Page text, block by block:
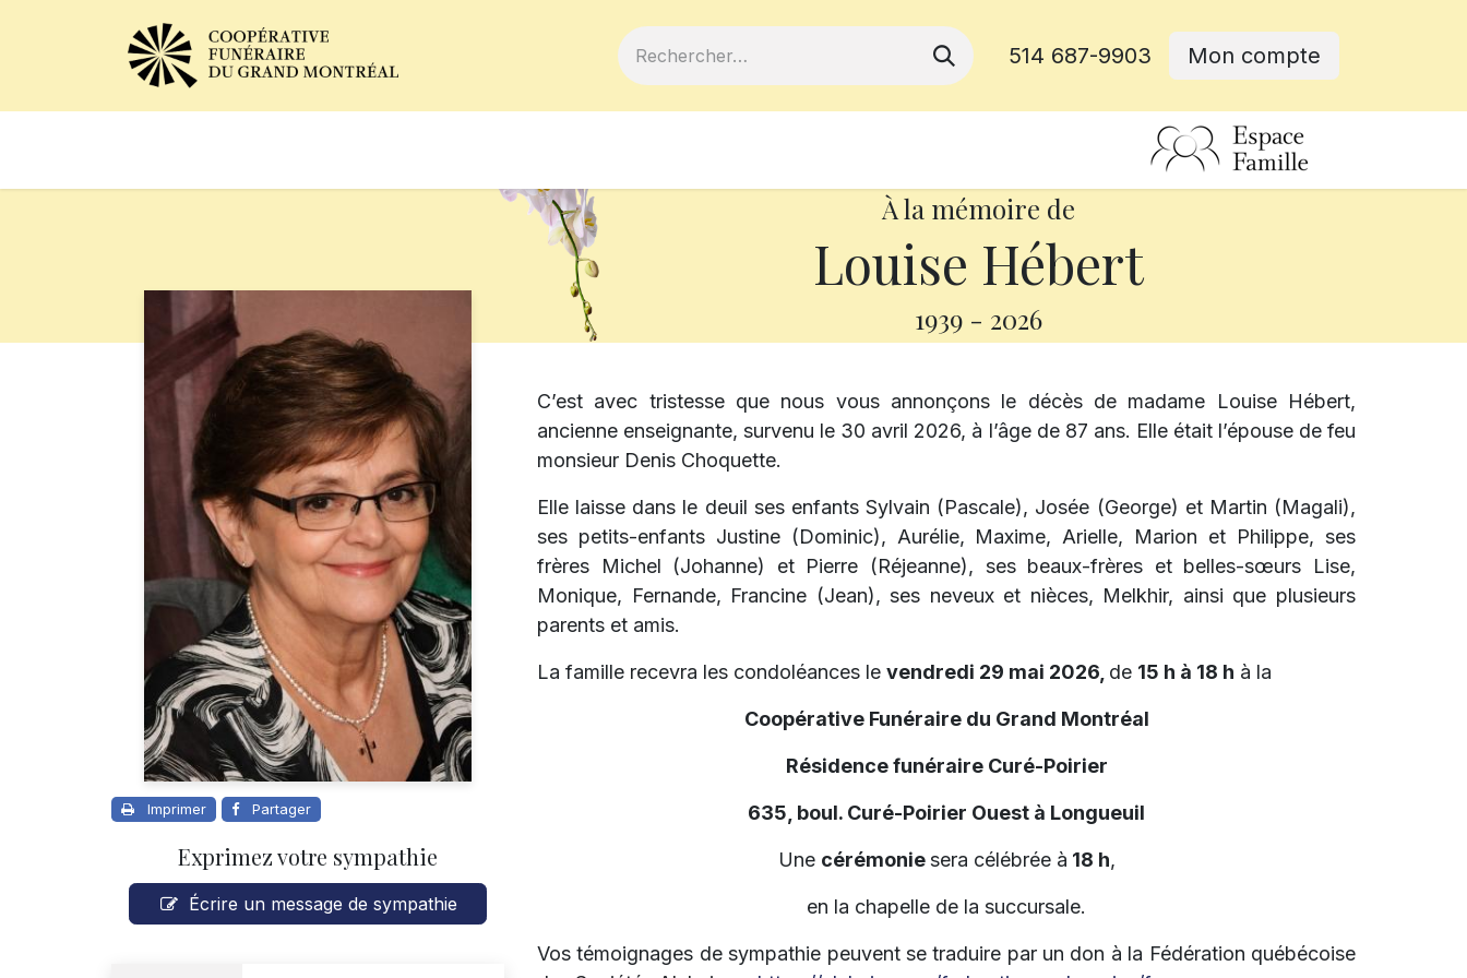
514 687-9903 Mon compte
À la mémoire de
Louise Hébert
1939 - 2026
Imprimer Partager
Exprimez votre sympathie
Écrire un message de sympathie
C’est avec tristesse que nous vous annonçons le décès de madame Louise Hébert,
ancienne enseignante, survenu le 30 avril 2026, à l’âge de 87 ans. Elle était l’épouse de feu
monsieur Denis Choquette.
Elle laisse dans le deuil ses enfants Sylvain (Pascale), Josée (George) et Martin (Magali),
ses petits-enfants Justine (Dominic), Aurélie, Maxime, Arielle, Marion et Philippe, ses
frères Michel (Johanne) et Pierre (Réjeanne), ses beaux-frères et belles-sœurs Lise,
Monique, Fernande, Francine (Jean), ses neveux et nièces, Melkhir, ainsi que plusieurs
parents et amis.
La famille recevra les condoléances le vendredi 29 mai 2026, de 15 h à 18 h à la
Coopérative Funéraire du Grand Montréal
Résidence funéraire Curé-Poirier
635, boul. Curé-Poirier Ouest à Longueuil
Une cérémoniesera célébrée à 18 h,
en la chapelle de la succursale.
Vos témoignages de sympathie peuvent se traduire par un don à la Fédération québécoise